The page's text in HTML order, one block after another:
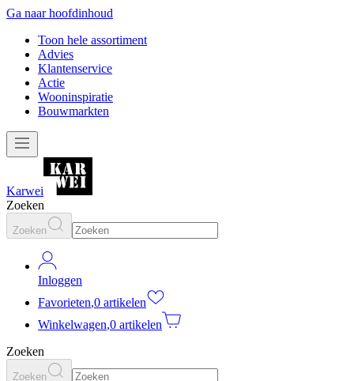
Ga naar hoofdinhoud
Toon hele assortiment
Advies
Klantenservice
Actie
Wooninspiratie
Bouwmarkten
Karwei
Zoeken
Zoeken
Inloggen
Favorieten,0 artikelen
Winkelwagen,0 artikelen
Zoeken
Zoeken